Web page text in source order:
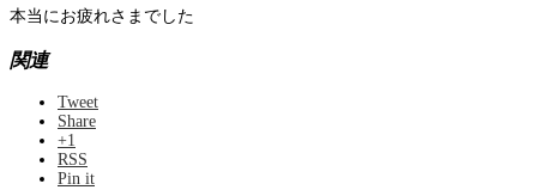
本当にお疲れさまでした
関連
Tweet
Share
+1
RSS
Pin it